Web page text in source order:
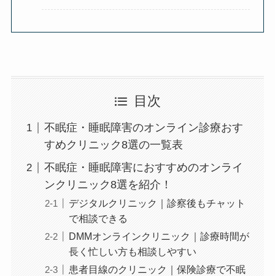
目次
不眠症・睡眠障害のオンライン診療おす
すめクリニック8選の一覧表
不眠症・睡眠障害におすすめのオンライ
ンクリニック8選を紹介！
デジタルクリニック｜診察後もチャット
で相談できる
DMMオンラインクリニック｜診療時間が
長く忙しい方も相談しやすい
患者目線のクリニック｜保険診療で不眠